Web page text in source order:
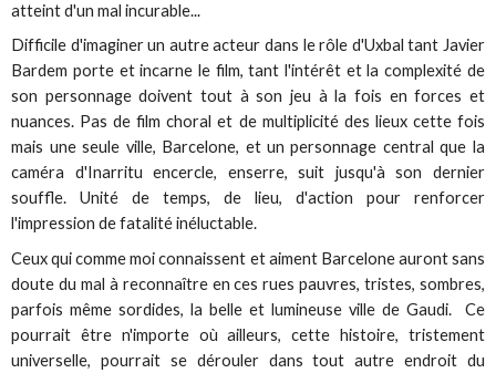
atteint d'un mal incurable...
Difficile d'imaginer un autre acteur dans le rôle d'Uxbal tant Javier
Bardem porte et incarne le film, tant l'intérêt et la complexité de
son personnage doivent tout à son jeu à la fois en forces et
nuances. Pas de film choral et de multiplicité des lieux cette fois
mais une seule ville, Barcelone, et un personnage central que la
caméra d'Inarritu encercle, enserre, suit jusqu'à son dernier
souffle. Unité de temps, de lieu, d'action pour renforcer
l'impression de fatalité inéluctable.
Ceux qui comme moi connaissent et aiment Barcelone auront sans
doute du mal à reconnaître en ces rues pauvres, tristes, sombres,
parfois même sordides, la belle et lumineuse ville de Gaudi. Ce
pourrait être n'importe où ailleurs, cette histoire, tristement
universelle, pourrait se dérouler dans tout autre endroit du